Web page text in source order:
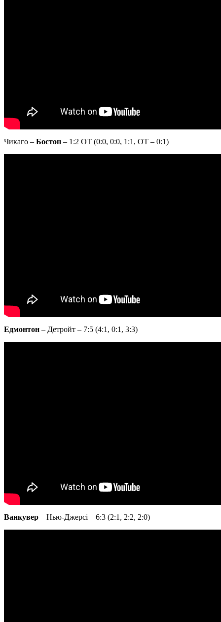
Чикаго – Бостон – 1:2 ОТ (0:0, 0:0, 1:1, ОТ – 0:1)
Едмонтон – Детройт – 7:5 (4:1, 0:1, 3:3)
Ванкувер – Нью-Джерсі – 6:3 (2:1, 2:2, 2:0)